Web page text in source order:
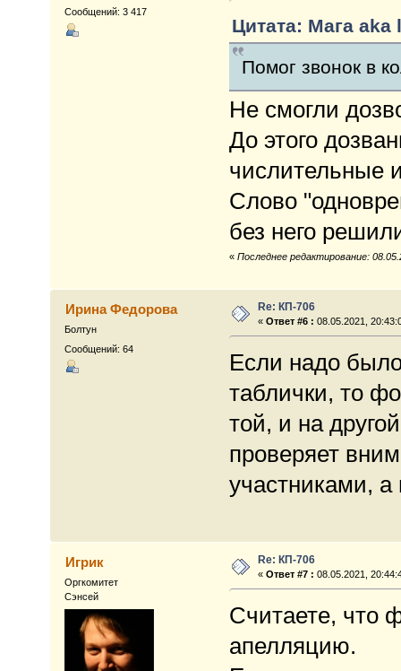
Сообщений: 3 417
Цитата: Мага aka
Помог звонок в
Не смогли
До этого
числительные
Слово
без него
« Последнее редактирование:
Ирина Федорова
Болтун
Сообщений: 64
Re: КП-706
«Ответ #6 : 08.05.2021,
Если надо
таблички, то
той, и на
проверяет
участниками, а
Игрик
Оргкомитет
Сэнсей
Re: КП-706
«Ответ #7 : 08.05.2021,
Считаете, что
апелляцию.